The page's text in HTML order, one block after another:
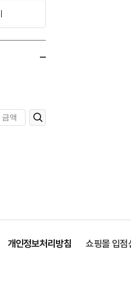
개인정보처리방침 쇼핑몰 입점